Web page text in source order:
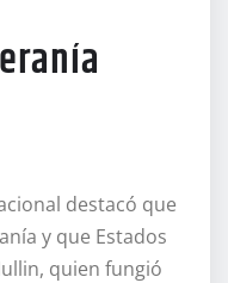
destacó que
y que Estados
quien fungió